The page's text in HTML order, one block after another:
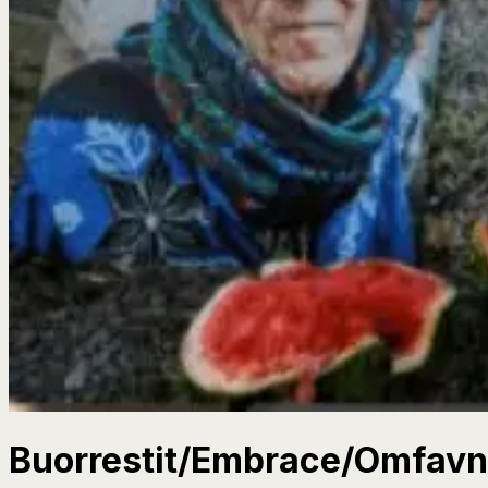
Buorrestit/Embrace/